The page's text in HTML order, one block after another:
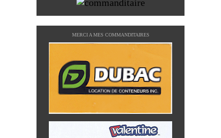
MERCI A MES COMMANDITAIRES